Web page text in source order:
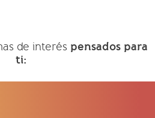
de interés pensados para
ti: